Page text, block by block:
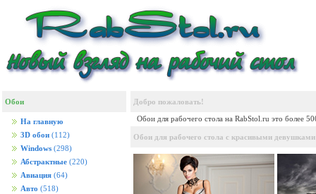
Обои
На главную
3D обои (112)
Windows (298)
Абстрактные (220)
Авиация (64)
Авто (518)
Добро пожаловать!
Обои для рабочего стола на RabStol.ru это более
Обои для рабочего стола с красивыми девушками